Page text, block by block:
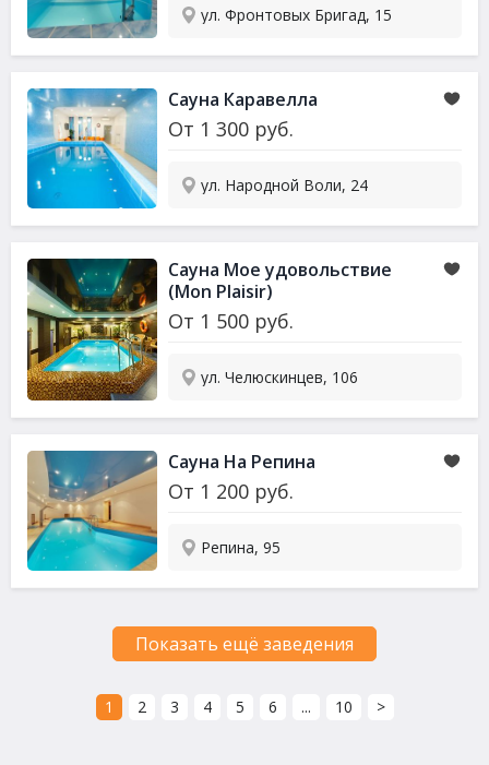
ул. Фронтовых Бригад, 15
Сауна Каравелла
От 1 300 руб.
ул. Народной Воли, 24
Сауна Мое удовольствие
(Mon Plaisir)
От 1 500 руб.
ул. Челюскинцев, 106
Сауна На Репина
От 1 200 руб.
Репина, 95
Показать ещё заведения
1 2 3 4 5 6 ... 10 >